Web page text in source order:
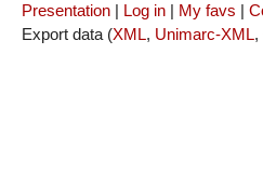
Presentation | Log in | My favs |
Export data (XML, Unimarc-XML,